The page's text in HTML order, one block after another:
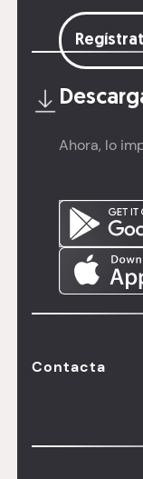
Ahora, lo
Contacta